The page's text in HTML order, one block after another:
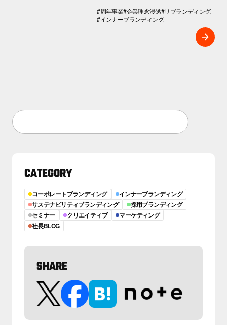
#周年事業#企業理念浸透#リブランディング
#インナーブランディング
CATEGORY
コーポレートブランディング
インナーブランディング
サステナビリティブランディング
採用ブランディング
セミナー
クリエイティブ
マーケティング
社長BLOG
SHARE